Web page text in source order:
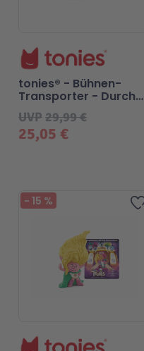
25,05 €
UVP29,99 €
tonies® - Bühnen-
Transporter - Durch
die Galaxie
- 15 %